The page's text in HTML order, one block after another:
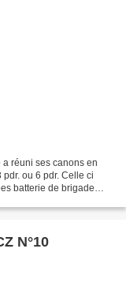
réuni ses canons en
ou 6 pdr. Celle ci
batterie de brigade
N°10